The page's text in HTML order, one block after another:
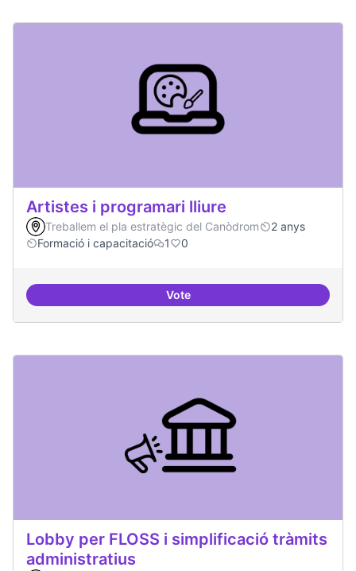
Artistes i programari lliure
Treballem el pla estratègic del Canòdrom
2 anys
Formació i capacitació
1 0
VoteArtistes i programari lliure
Lobby per FLOSS i simplificació tràmits
administratius